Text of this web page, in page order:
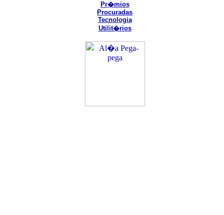
Pr�mios
Procuradas
Tecnologia
Utilit�rios